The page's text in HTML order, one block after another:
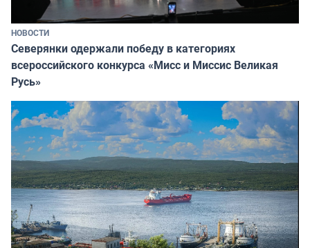
НОВОСТИ
Северянки одержали победу в категориях
всероссийского конкурса «Мисс и Миссис Великая
Русь»